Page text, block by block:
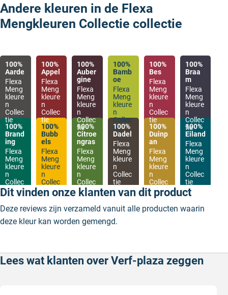
Andere kleuren in de Flexa
Mengkleuren Collectie collectie
100%
Aarde
Flexa
Meng
kleure
n
Collec
tie
100%
Appel
Flexa
Meng
kleure
n
Collec
tie
100%
Auber
gine
Flexa
Meng
kleure
n
Collec
tie
100%
Bamb
oe
Flexa
Meng
kleure
n
Collec
tie
100%
Bes
Flexa
Meng
kleure
n
Collec
tie
100%
Braa
m
Flexa
Meng
kleure
n
Collec
tie
100%
Brand
ing
Flexa
Meng
kleure
n
Collec
tie
100%
Bubb
els
Flexa
Meng
kleure
n
Collec
tie
100%
Citroe
ngras
Flexa
Meng
kleure
n
Collec
tie
100%
Dadel
Flexa
Meng
kleure
n
Collec
tie
100%
Duinp
an
Flexa
Meng
kleure
n
Collec
tie
100%
Eiland
Flexa
Meng
kleure
n
Collec
tie
Dit vinden onze klanten van dit product
Deze reviews zijn verzameld vanuit alle producten waarin
deze kleur kan worden gemengd.
Lees wat klanten over Verf-plaza zeggen